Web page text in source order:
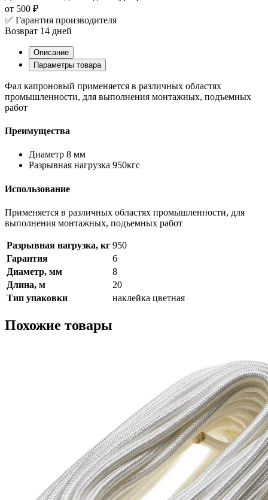
от 500 ₽
✅ Гарантия производителя
Возврат 14 дней
Описание
Параметры товара
Фал капроновый применяется в различных областях
промышленности, для выполнения монтажных, подъемных
работ
Преимущества
Диаметр 8 мм
Разрывная нагрузка 950кгс
Использование
Применяется в различных областях промышленности, для
выполнения монтажных, подъемных работ
Разрывная нагрузка, кг 950
Гарантия
6
Диаметр, мм
8
Длина, м
20
Тип упаковки
наклейка цветная
Похожие товары